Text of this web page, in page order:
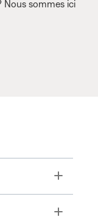
Nous sommes ici
Toggle
Toggle